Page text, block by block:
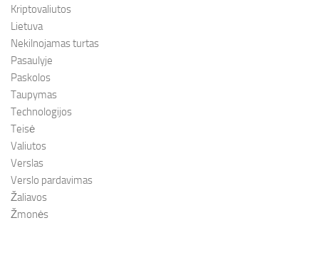
Kriptovaliutos
Lietuva
Nekilnojamas turtas
Pasaulyje
Paskolos
Taupymas
Technologijos
Teisė
Valiutos
Verslas
Verslo pardavimas
Žaliavos
Žmonės